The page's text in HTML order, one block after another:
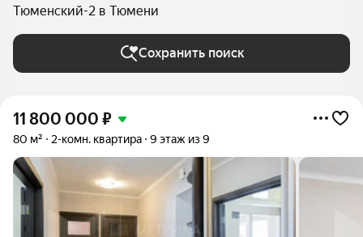
Тюменский-2 в Тюмени
Сохранить поиск
11 800 000 ₽
80 м² 2-комн. квартира 9 этаж из 9